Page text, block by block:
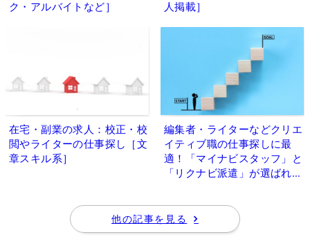
ク・アルバイトなど］
人掲載］
在宅・副業の求人：校正・校
閲やライターの仕事探し［文
章スキル系］
編集者・ライターなどクリエ
イティブ職の仕事探しに最
適！「マイナビスタッフ」と
「リクナビ派遣」が選ばれる
他の記事を見る